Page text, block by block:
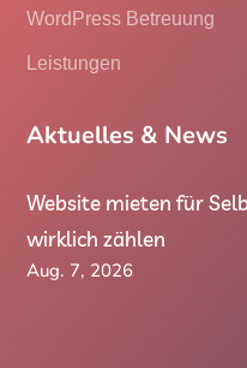
WordPress Betreuung
Leistungen
Aktuelles & News
Website mieten für
wirklich zählen
Aug. 7, 2026